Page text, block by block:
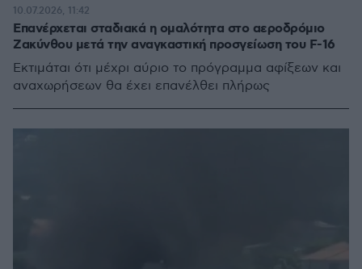
Επανέρχεται σταδιακά η ομαλότητα στο αεροδρόμιο
Ζακύνθου μετά την αναγκαστική προσγείωση του F-16
Εκτιμάται ότι μέχρι αύριο το πρόγραμμα αφίξεων και
αναχωρήσεων θα έχει επανέλθει πλήρως
10.07.2026, 11:42